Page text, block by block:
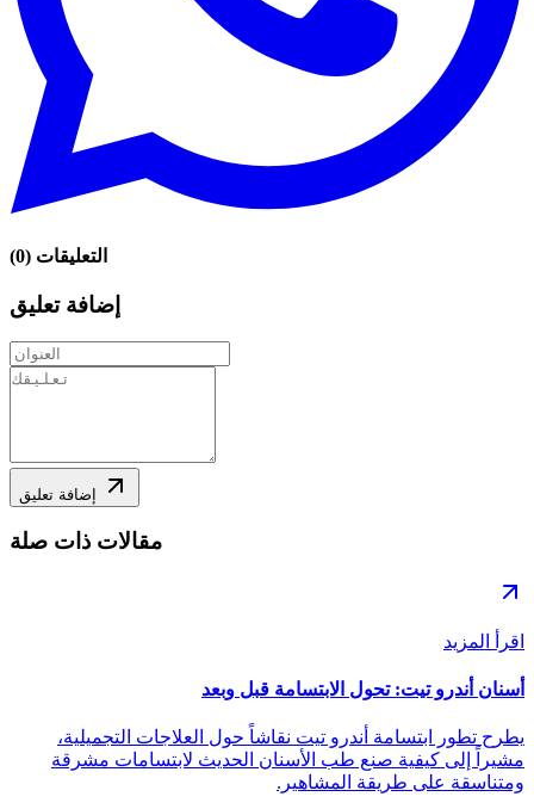
التعليقات (
0
)
إضافة تعليق
إضافة تعليق
مقالات ذات صلة
اقرأ المزيد
أسنان أندرو تيت: تحول الابتسامة قبل وبعد
يطرح تطور ابتسامة أندرو تيت نقاشاً حول العلاجات التجميلية،
مشيراً إلى كيفية صنع طب الأسنان الحديث لابتسامات مشرقة
ومتناسقة على طريقة المشاهير.